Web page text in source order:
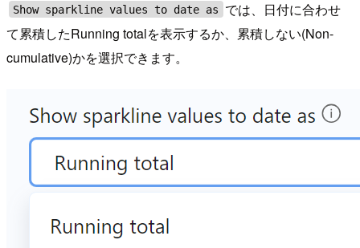
Show sparkline values to date as
では、日付に合わせ
て累積したRunning totalを表示するか、累積しない(Non-
cumulative)かを選択できます。